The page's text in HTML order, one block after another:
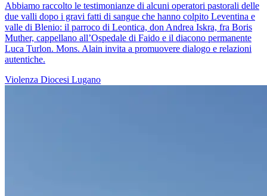
Abbiamo raccolto le testimonianze di alcuni operatori pastorali delle
due valli dopo i gravi fatti di sangue che hanno colpito Leventina e
valle di Blenio: il parroco di Leontica, don Andrea Iskra, fra Boris
Muther, cappellano all’Ospedale di Faido e il diacono permanente
Luca Turlon. Mons. Alain invita a promuovere dialogo e relazioni
autentiche.
Violenza Diocesi Lugano